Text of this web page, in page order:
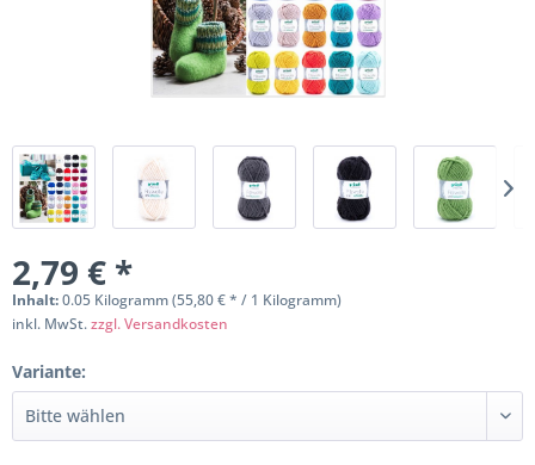
2,79 € *
Inhalt:0.05 Kilogramm (55,80 € * / 1 Kilogramm)
inkl. MwSt.zzgl. Versandkosten
Variante: